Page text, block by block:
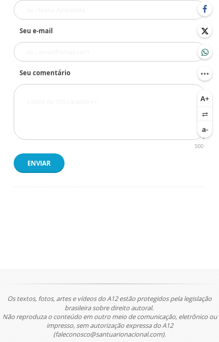
Seu e-mail
Seu comentário
500
ENVIAR
Os textos, fotos, artes e vídeos do A12 estão protegidos pela legislação
brasileira sobre direito autoral.
Não reproduza o conteúdo em outro meio de comunicação, eletrônico ou
impresso, sem autorização expressa do A12
(faleconosco@santuarionacional.com).